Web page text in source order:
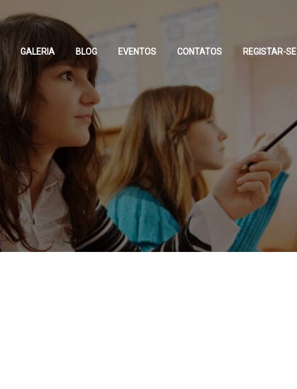
GALERIA BLOG EVENTOS CONTATOS REGISTAR-SE